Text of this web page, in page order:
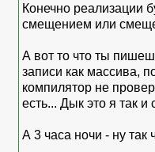
Конечно реализации
смещением или
А вот то что ты
записи как массива,
компилятор не
есть... Дык это я так и
А 3 часа ночи - ну так